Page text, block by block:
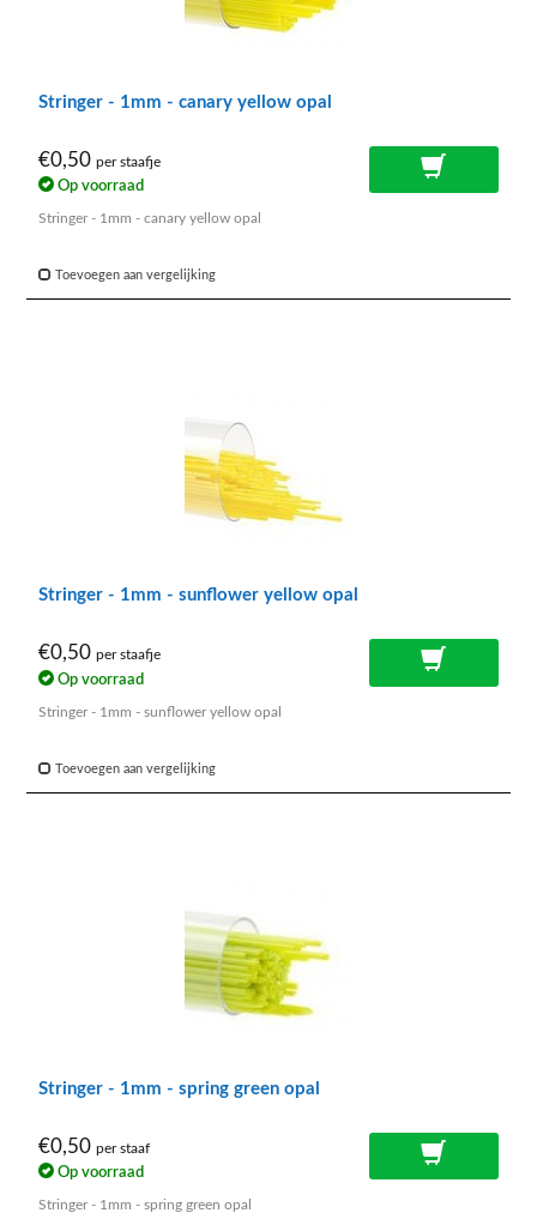
Stringer - 1mm - canary yellow opal
€0,50 per staafje
Op voorraad
Stringer - 1mm - canary yellow opal
Toevoegen aan vergelijking
Stringer - 1mm - sunflower yellow opal
€0,50 per staafje
Op voorraad
Stringer - 1mm - sunflower yellow opal
Toevoegen aan vergelijking
Stringer - 1mm - spring green opal
€0,50 per staaf
Op voorraad
Stringer - 1mm - spring green opal